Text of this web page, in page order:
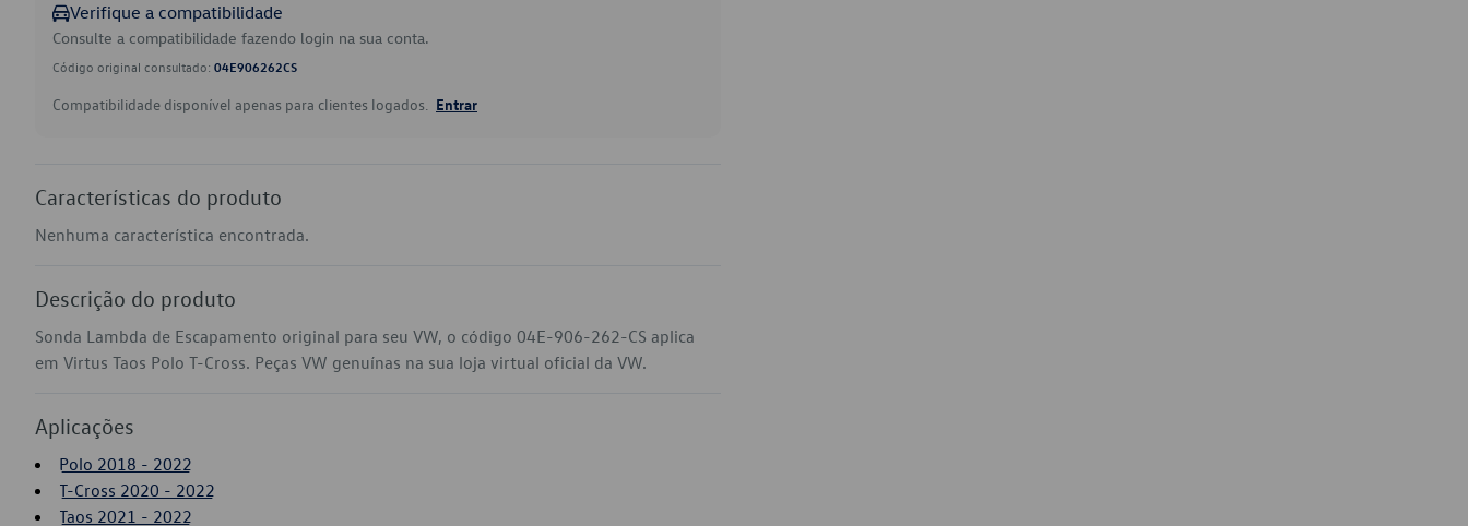
Verifique a compatibilidade
Consulte a compatibilidade fazendo login na sua conta.
Código original consultado: 04E906262CS
Compatibilidade disponível apenas para clientes logados. Entrar
Características do produto
Nenhuma característica encontrada.
Descrição do produto
Sonda Lambda de Escapamento original para seu VW, o código 04E-906-262-CS aplica
em Virtus Taos Polo T-Cross. Peças VW genuínas na sua loja virtual oficial da VW.
Aplicações
Polo 2018 - 2022
T-Cross 2020 - 2022
Taos 2021 - 2022